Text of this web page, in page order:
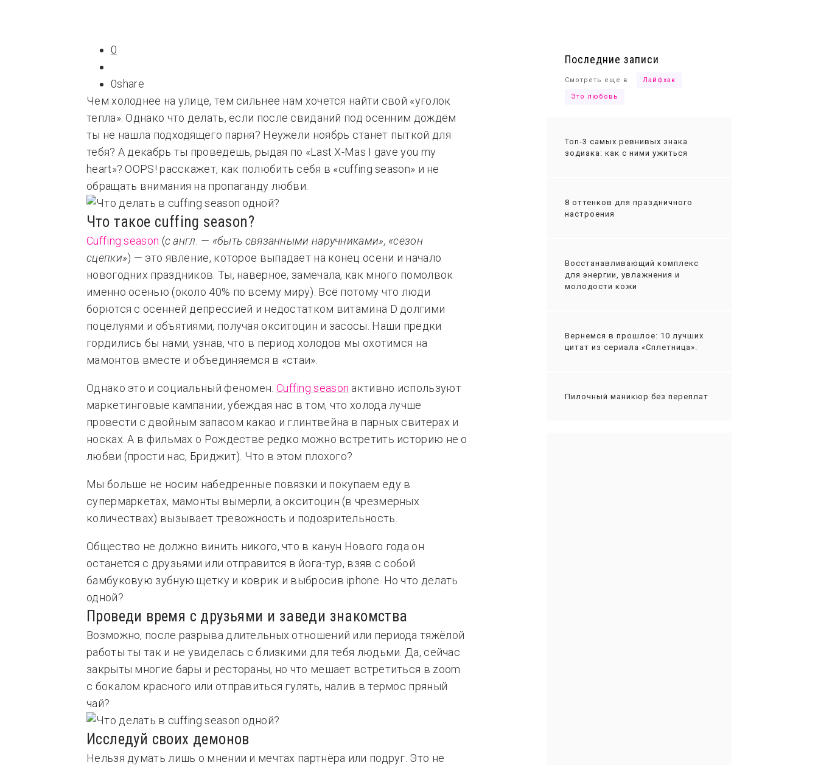
0
0share
Чем холоднее на улице, тем сильнее нам хочется найти свой «уголок
тепла». Однако что делать, если после свиданий под осенним дождём
ты не нашла подходящего парня? Неужели ноябрь станет пыткой для
тебя? А декабрь ты проведешь, рыдая по «Last X-Mas I gave you my
heart»? OOPS! расскажет, как полюбить себя в «cuffing season» и не
обращать внимания на пропаганду любви.
Что такое cuffing season?
Cuffing season (с англ. — «быть связанными наручниками», «сезон
сцепки») — это явление, которое выпадает на конец осени и начало
новогодних праздников. Ты, наверное, замечала, как много помолвок
именно осенью (около 40% по всему миру). Всё потому что люди
борются с осенней депрессией и недостатком витамина D долгими
поцелуями и объятиями, получая окситоцин и засосы. Наши предки
гордились бы нами, узнав, что в период холодов мы охотимся на
мамонтов вместе и объединяемся в «стаи».
Однако это и социальный феномен. Cuffing season активно используют
маркетинговые кампании, убеждая нас в том, что холода лучше
провести c двойным запасом какао и глинтвейна в парных свитерах и
носках. А в фильмах о Рождестве редко можно встретить историю не о
любви (прости нас, Бриджит). Что в этом плохого?
Мы больше не носим набедренные повязки и покупаем еду в
супермаркетах, мамонты вымерли, а окситоцин (в чрезмерных
количествах) вызывает тревожность и подозрительность.
Общество не должно винить никого, что в канун Нового года он
останется с друзьями или отправится в йога-тур, взяв с собой
бамбуковую зубную щетку и коврик и выбросив iphone. Но что делать
одной?
Проведи время с друзьями и заведи знакомства
Возможно, после разрыва длительных отношений или периода тяжёлой
работы ты так и не увиделась с близкими для тебя людьми. Да, сейчас
закрыты многие бары и рестораны, но что мешает встретиться в zoom
с бокалом красного или отправиться гулять, налив в термос пряный
чай?
Исследуй своих демонов
Нельзя думать лишь о мнении и мечтах партнёра или подруг. Это не
Последние записи
Смотреть еще в Лайфхак
Это любовь
Топ-3 самых ревнивых знака
зодиака: как с ними ужиться
8 оттенков для праздничного
настроения
Восстанавливающий комплекс
для энергии, увлажнения и
молодости кожи
Вернемся в прошлое: 10 лучших
цитат из сериала «Сплетница».
Пилочный маникюр без переплат